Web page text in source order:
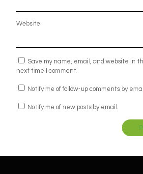
Website
Save my name, email, and website in
next time I comment.
Notify me of follow-up comments by
Notify me of new posts by email.